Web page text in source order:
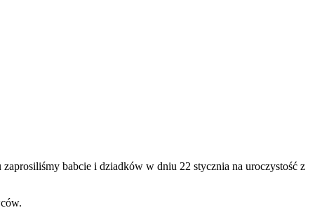
babcie i dziadków w dniu 22 stycznia na uroczystość z